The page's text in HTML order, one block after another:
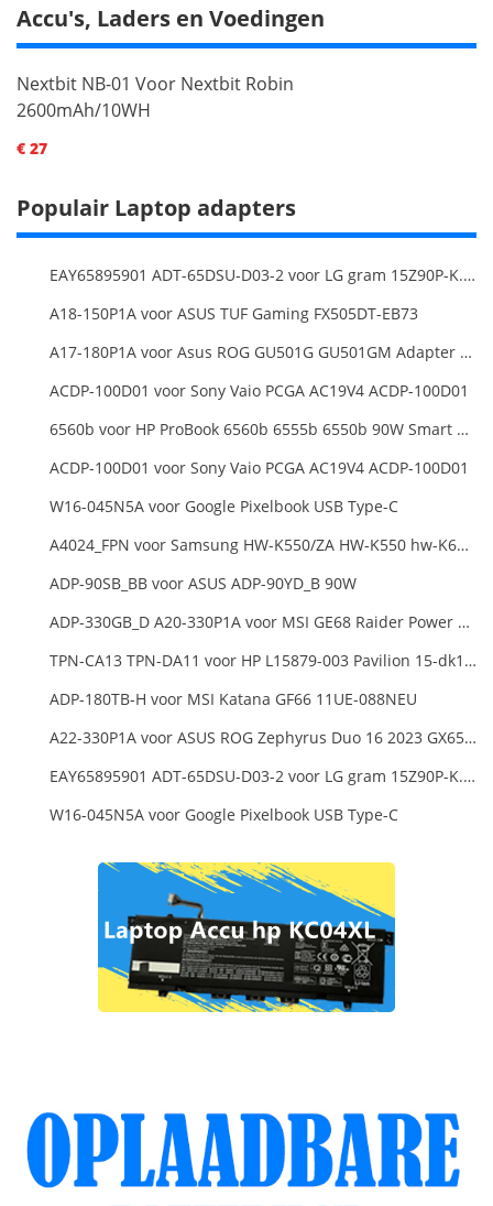
Accu's, Laders en Voedingen
Nextbit NB-01 Voor Nextbit Robin
2600mAh/10WH
€ 27
Populair Laptop adapters
EAY65895901 ADT-65DSU-D03-2 voor LG gram 15Z90P-K.ARB6U1 16T90P, LG gram 15Z90Q 16Z90Q 17Z90Q16Z95PD Series
A18-150P1A voor ASUS TUF Gaming FX505DT-EB73
A17-180P1A voor Asus ROG GU501G GU501GM Adapter Power Supply
ACDP-100D01 voor Sony Vaio PCGA AC19V4 ACDP-100D01
6560b voor HP ProBook 6560b 6555b 6550b 90W Smart AC Power Adapter Laptop
ACDP-100D01 voor Sony Vaio PCGA AC19V4 ACDP-100D01
W16-045N5A voor Google Pixelbook USB Type-C
A4024_FPN voor Samsung HW-K550/ZA HW-K550 hw-K650 Soundbar
ADP-90SB_BB voor ASUS ADP-90YD_B 90W
ADP-330GB_D A20-330P1A voor MSI GE68 Raider Power Supply
TPN-CA13 TPN-DA11 voor HP L15879-003 Pavilion 15-dk1000
ADP-180TB-H voor MSI Katana GF66 11UE-088NEU
A22-330P1A voor ASUS ROG Zephyrus Duo 16 2023 GX650PY
EAY65895901 ADT-65DSU-D03-2 voor LG gram 15Z90P-K.ARB6U1 16T90P, LG gram 15Z90Q 16Z90Q 17Z90Q16Z95PD Series
W16-045N5A voor Google Pixelbook USB Type-C